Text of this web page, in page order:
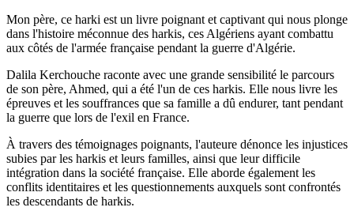
Mon père, ce harki est un livre poignant et captivant qui nous plonge
dans l'histoire méconnue des harkis, ces Algériens ayant combattu
aux côtés de l'armée française pendant la guerre d'Algérie.
Dalila Kerchouche raconte avec une grande sensibilité le parcours
de son père, Ahmed, qui a été l'un de ces harkis. Elle nous livre les
épreuves et les souffrances que sa famille a dû endurer, tant pendant
la guerre que lors de l'exil en France.
À travers des témoignages poignants, l'auteure dénonce les injustices
subies par les harkis et leurs familles, ainsi que leur difficile
intégration dans la société française. Elle aborde également les
conflits identitaires et les questionnements auxquels sont confrontés
les descendants de harkis.